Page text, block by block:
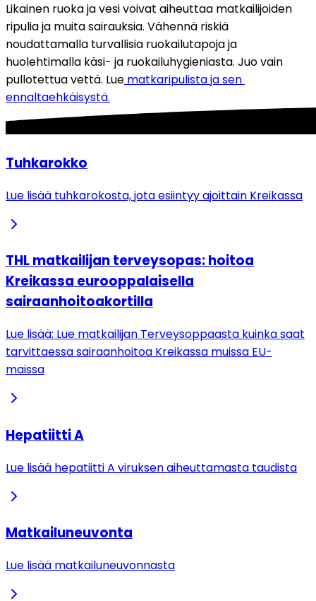
Likainen ruoka ja vesi voivat aiheuttaa matkailijoiden
ripulia ja muita sairauksia. Vähennä riskiä
noudattamalla turvallisia ruokailutapoja ja
huolehtimalla käsi- ja ruokailuhygieniasta. Juo vain
pullotettua vettä. Lue matkaripulista ja sen
ennaltaehkäisystä.
Tuhkarokko
Lue lisää tuhkarokosta, jota esiintyy ajoittain Kreikassa
THL matkailijan terveysopas: hoitoa
Kreikassa eurooppalaisella
sairaanhoitoakortilla
Lue lisää: Lue matkailijan Terveysoppaasta kuinka saat
tarvittaessa sairaanhoitoa Kreikassa muissa EU-
maissa
Hepatiitti A
Lue lisää hepatiitti A viruksen aiheuttamasta taudista
Matkailuneuvonta
Lue lisää matkailuneuvonnasta